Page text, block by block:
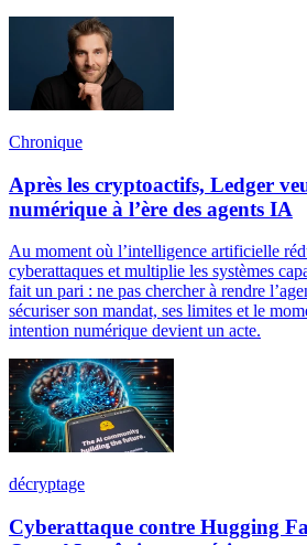
Chronique
Après les cryptoactifs, Ledger
numérique à l’ère des agents IA
Au moment où l’intelligence artificielle
cyberattaques et multiplie les systèmes
fait un pari : ne pas chercher à rendre
sécuriser son mandat, ses limites et le
intention numérique devient un acte.
décryptage
Cyberattaque contre Hugging